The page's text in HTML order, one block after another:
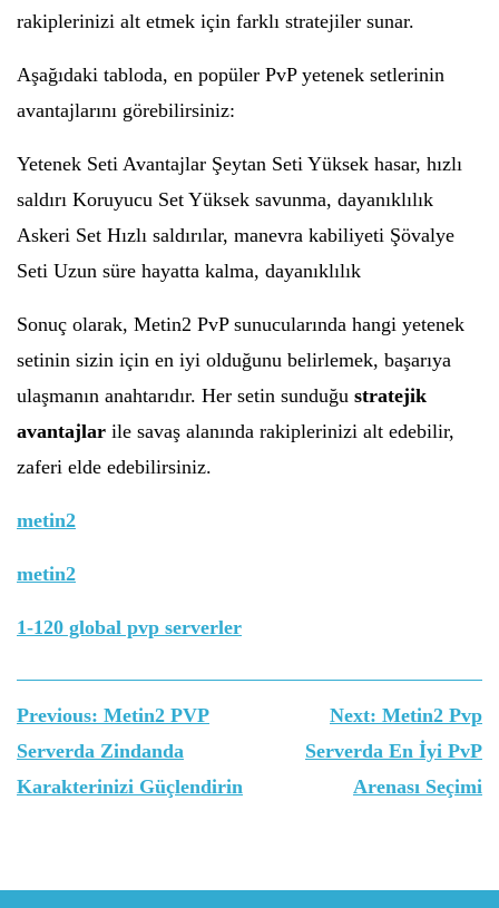
rakiplerinizi alt etmek için farklı stratejiler sunar.
Aşağıdaki tabloda, en popüler PvP yetenek setlerinin
avantajlarını görebilirsiniz:
Yetenek Seti Avantajlar Şeytan Seti Yüksek hasar, hızlı
saldırı Koruyucu Set Yüksek savunma, dayanıklılık
Askeri Set Hızlı saldırılar, manevra kabiliyeti Şövalye
Seti Uzun süre hayatta kalma, dayanıklılık
Sonuç olarak, Metin2 PvP sunucularında hangi yetenek
setinin sizin için en iyi olduğunu belirlemek, başarıya
ulaşmanın anahtarıdır. Her setin sunduğu stratejik
avantajlar ile savaş alanında rakiplerinizi alt edebilir,
zaferi elde edebilirsiniz.
metin2
metin2
1-120 global pvp serverler
Yazı
gezinmesi
Previous: Metin2 PVP
Serverda Zindanda
Karakterinizi Güçlendirin
Next: Metin2 Pvp
Serverda En İyi PvP
Arenası Seçimi